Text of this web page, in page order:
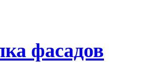
фасадов